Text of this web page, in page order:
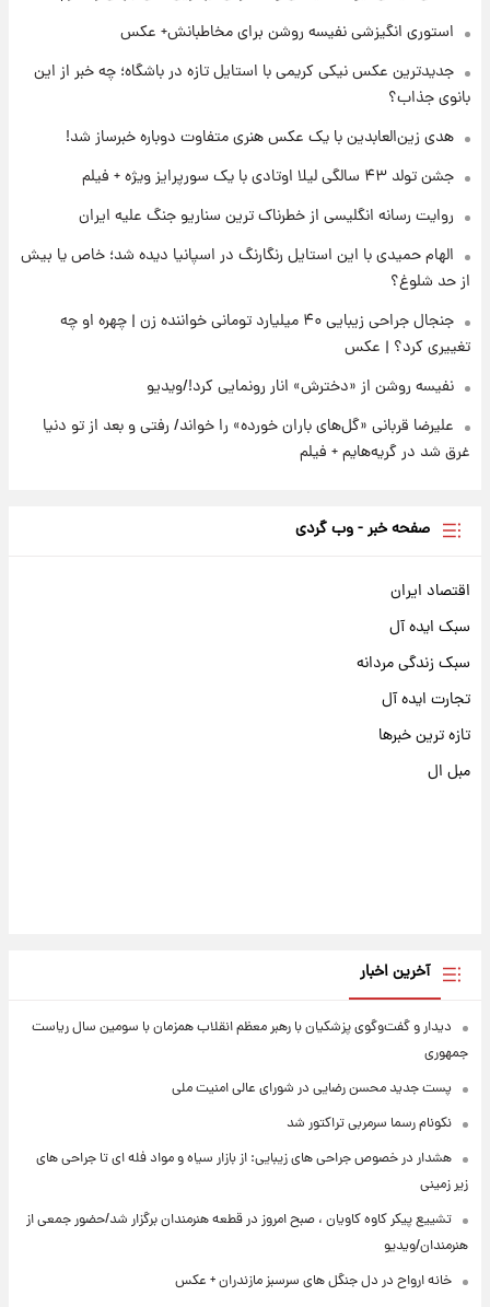
برای اولین بار؛ انتشار تصاویری از رهبر جدید
تصاویر عمامه بستن به شیوه خاتمی/ویدیو
استوری انگیزشی نفیسه روشن برای مخاطبانش+ عکس
جدیدترین عکس نیکی کریمی با استایل تازه در باشگاه؛ چه خبر از این
بانوی جذاب؟
هدی زین‌العابدین با یک عکس هنری متفاوت دوباره خبرساز شد!
جشن تولد ۴۳ سالگی لیلا اوتادی با یک سورپرایز ویژه + فیلم
روایت رسانه انگلیسی از خطرناک ترین سناریو جنگ علیه ایران
الهام حمیدی با این استایل رنگارنگ در اسپانیا دیده شد؛ خاص یا بیش
از حد شلوغ؟
جنجال جراحی زیبایی ۴۰ میلیارد تومانی خواننده زن | چهره او چه
تغییری کرد؟ | عکس
نفیسه روشن از «دخترش» انار رونمایی کرد!/ویدیو
علیرضا قربانی «گل‌های باران خورده» را خواند/ رفتی و بعد از تو دنیا
غرق شد در گریه‌هایم + فیلم
صفحه خبر - وب گردی
اقتصاد ایران
سبک ایده آل
سبک زندگی مردانه
تجارت ایده آل
تازه ترین خبرها
مبل ال
آخرین اخبار
دیدار و گفت‌وگوی پزشکیان با رهبر معظم انقلاب همزمان با سومین سال ریاست
جمهوری
پست جدید محسن رضایی در شورای عالی امنیت ملی
نکونام رسما سرمربی تراکتور شد
هشدار در خصوص جراحی های زیبایی: از بازار سیاه و مواد فله ای تا جراحی های
زیر زمینی
تشییع پیکر کاوه کاویان ، صبح امروز در قطعه هنرمندان برگزار شد/حضور جمعی از
هنرمندان/ویدیو
خانه ارواح در دل جنگل های سرسبز مازندران + عکس